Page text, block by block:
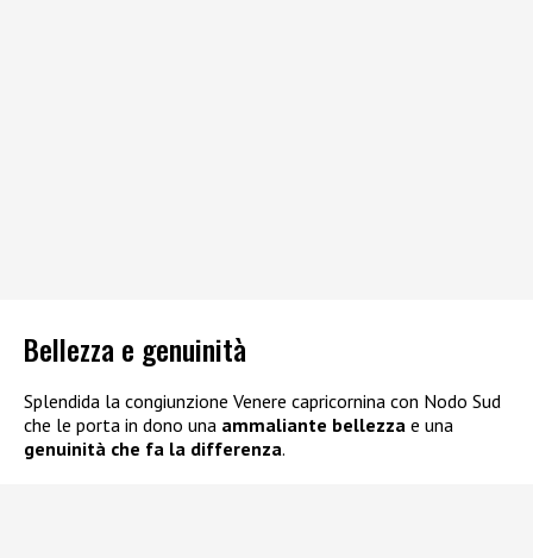
Bellezza e genuinità
Splendida la congiunzione Venere capricornina con Nodo Sud
che le porta in dono una ammaliante bellezza e una
genuinità che fa la differenza.